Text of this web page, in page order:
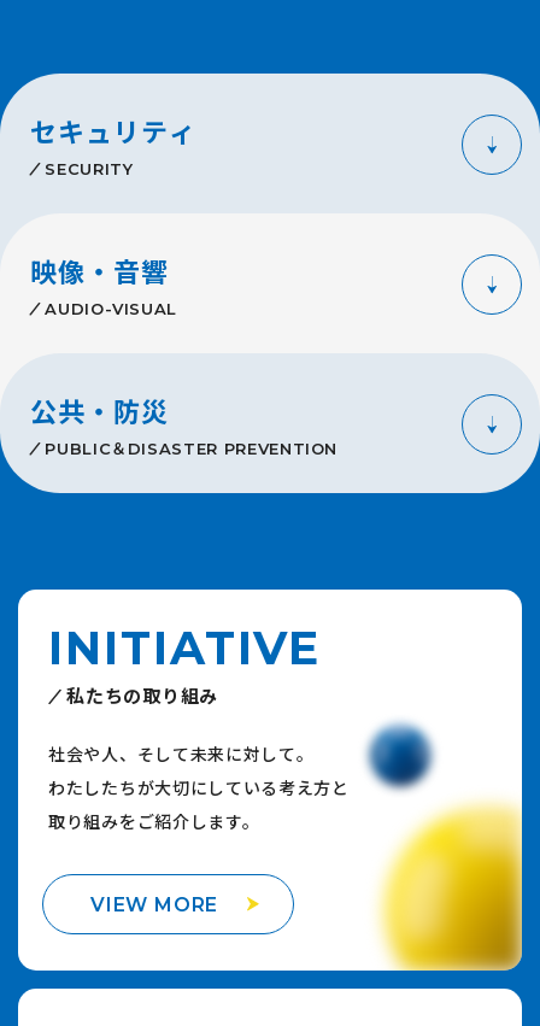
セキュリティ
SECURITY
映像・音響
AUDIO-VISUAL
公共・防災
PUBLIC＆DISASTER PREVENTION
INITIATIVE
私たちの取り組み
社会や人、そして未来に対して。
わたしたちが大切にしている考え方と
取り組みをご紹介します。
VIEW MORE